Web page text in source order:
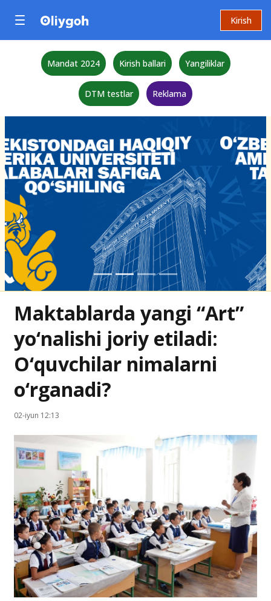
Kirish
Mandat 2024 Kirish ballari Yangiliklar
DTM testlar Reklama
Maktablarda yangi “Art”
yo‘nalishi joriy etiladi:
O‘quvchilar nimalarni
o‘rganadi?
02-iyun 12:13